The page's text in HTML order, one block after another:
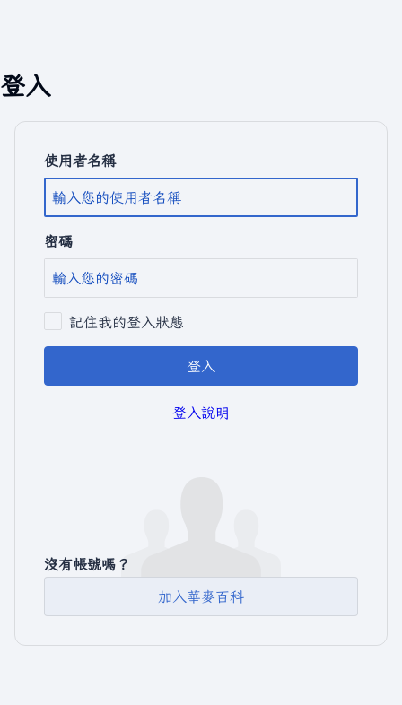
登入
使用者名稱
密碼
記住我的登入狀態
登入
登入說明
沒有帳號嗎？
加入華麥百科